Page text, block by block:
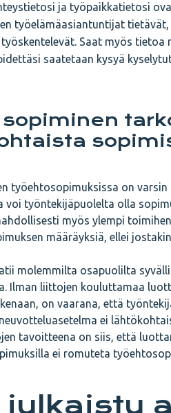
ja työpaikkatietosi
työelämäasiantuntijat
Saat myös tietoa
saatetaan kysyä
sopiminen
työehtosopimuksissa on varsin
voi työntekijäpuolelta olla
myös ylempi
määräyksiä, ellei
molemmilta osapuolilta
Ilman liittojen kouluttamaa
on vaarana, että
ei
tavoitteena on siis, että
ei romuteta
julkaistu